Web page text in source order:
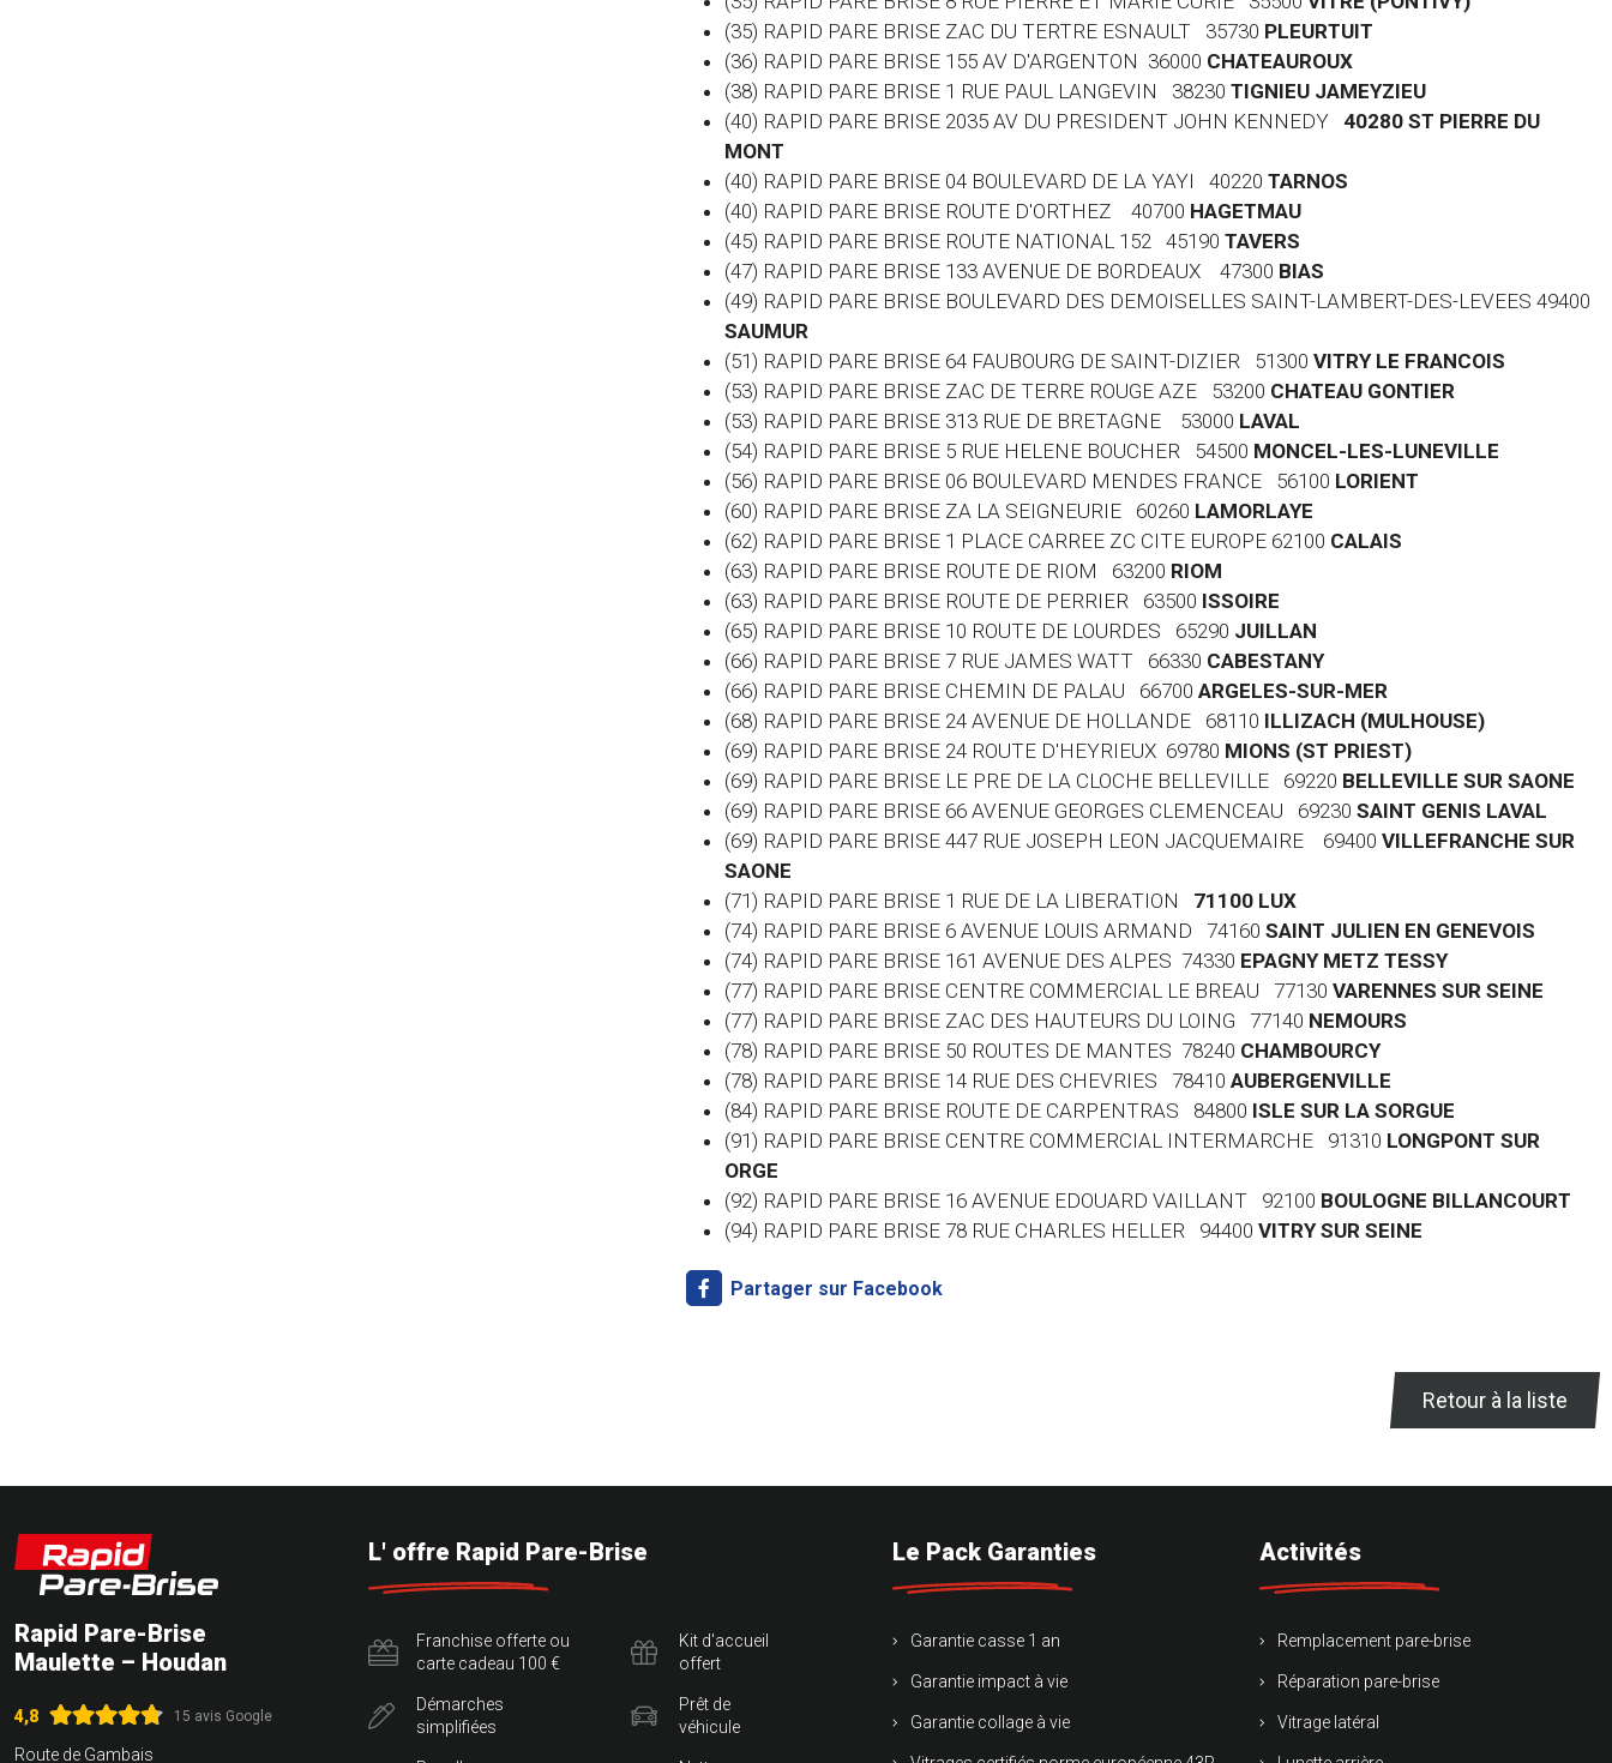
(35) RAPID PARE BRISE ZAC DU TERTRE ESNAULT 35730 PLEURTUIT
(36) RAPID PARE BRISE 155 AV D'ARGENTON 36000 CHATEAUROUX
(38) RAPID PARE BRISE 1 RUE PAUL LANGEVIN 38230 TIGNIEU JAMEYZIEU
(40) RAPID PARE BRISE 2035 AV DU PRESIDENT JOHN KENNEDY
40280 ST PIERRE DU
MONT
(40) RAPID PARE BRISE 04 BOULEVARD DE LA YAYI 40220 TARNOS
(40) RAPID PARE BRISE ROUTE D'ORTHEZ 40700 HAGETMAU
(45) RAPID PARE BRISE ROUTE NATIONAL 152 45190 TAVERS
(47) RAPID PARE BRISE 133 AVENUE DE BORDEAUX 47300 BIAS
(49) RAPID PARE BRISE BOULEVARD DES DEMOISELLES SAINT-LAMBERT-DES-LEVEES 49400
SAUMUR
(51) RAPID PARE BRISE 64 FAUBOURG DE SAINT-DIZIER 51300 VITRY LE FRANCOIS
(53) RAPID PARE BRISE ZAC DE TERRE ROUGE AZE 53200 CHATEAU GONTIER
(53) RAPID PARE BRISE 313 RUE DE BRETAGNE 53000 LAVAL
(54) RAPID PARE BRISE 5 RUE HELENE BOUCHER 54500 MONCEL-LES-LUNEVILLE
(56) RAPID PARE BRISE 06 BOULEVARD MENDES FRANCE 56100 LORIENT
(60) RAPID PARE BRISE ZA LA SEIGNEURIE 60260 LAMORLAYE
(62) RAPID PARE BRISE 1 PLACE CARREE ZC CITE EUROPE 62100 CALAIS
(63) RAPID PARE BRISE ROUTE DE RIOM 63200 RIOM
(63) RAPID PARE BRISE ROUTE DE PERRIER 63500 ISSOIRE
(65) RAPID PARE BRISE 10 ROUTE DE LOURDES 65290 JUILLAN
(66) RAPID PARE BRISE 7 RUE JAMES WATT 66330 CABESTANY
(66) RAPID PARE BRISE CHEMIN DE PALAU 66700 ARGELES-SUR-MER
(68) RAPID PARE BRISE 24 AVENUE DE HOLLANDE 68110 ILLIZACH (MULHOUSE)
(69) RAPID PARE BRISE 24 ROUTE D'HEYRIEUX 69780 MIONS (ST PRIEST)
(69) RAPID PARE BRISE LE PRE DE LA CLOCHE BELLEVILLE 69220 BELLEVILLE SUR SAONE
(69) RAPID PARE BRISE 66 AVENUE GEORGES CLEMENCEAU 69230 SAINT GENIS LAVAL
(69) RAPID PARE BRISE 447 RUE JOSEPH LEON JACQUEMAIRE 69400 VILLEFRANCHE SUR
SAONE
(71) RAPID PARE BRISE 1 RUE DE LA LIBERATION
71100 LUX
(74) RAPID PARE BRISE 6 AVENUE LOUIS ARMAND 74160 SAINT JULIEN EN GENEVOIS
(74) RAPID PARE BRISE 161 AVENUE DES ALPES 74330 EPAGNY METZ TESSY
(77) RAPID PARE BRISE CENTRE COMMERCIAL LE BREAU 77130 VARENNES SUR SEINE
(77) RAPID PARE BRISE ZAC DES HAUTEURS DU LOING 77140 NEMOURS
(78) RAPID PARE BRISE 50 ROUTES DE MANTES 78240 CHAMBOURCY
(78) RAPID PARE BRISE 14 RUE DES CHEVRIES 78410 AUBERGENVILLE
(84) RAPID PARE BRISE ROUTE DE CARPENTRAS 84800 ISLE SUR LA SORGUE
(91) RAPID PARE BRISE CENTRE COMMERCIAL INTERMARCHE 91310 LONGPONT SUR
ORGE
(92) RAPID PARE BRISE 16 AVENUE EDOUARD VAILLANT 92100 BOULOGNE BILLANCOURT
(94) RAPID PARE BRISE 78 RUE CHARLES HELLER 94400 VITRY SUR SEINE
Partager sur Facebook
Retour à la liste
Rapid Pare-Brise
Maulette – Houdan
4,8 15 avis Google
Route de Gambais
L' offre Rapid Pare-Brise
Franchise offerte ou
carte cadeau 100 €
Démarches
simplifiées
Kit d'accueil
offert
Prêt de
véhicule
Le Pack Garanties
Garantie casse 1 an
Garantie impact à vie
Garantie collage à vie
Activités
Remplacement pare-brise
Réparation pare-brise
Vitrage latéral